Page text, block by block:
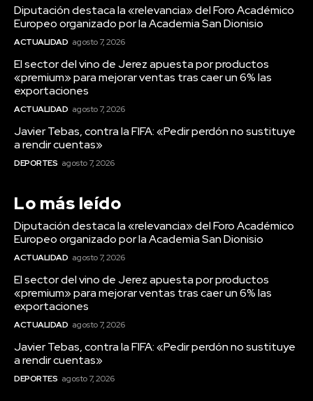
Diputación destaca la «relevancia» del Foro Académico
Europeo organizado por la Academia San Dionisio
ACTUALIDAD agosto 7, 2026
El sector del vino de Jerez apuesta por productos
«premium» para mejorar ventas tras caer un 6% las
exportaciones
ACTUALIDAD agosto 7, 2026
Javier Tebas, contra la FIFA: «Pedir perdón no sustituye
a rendir cuentas»
DEPORTES agosto 7, 2026
Lo más leído
Diputación destaca la «relevancia» del Foro Académico
Europeo organizado por la Academia San Dionisio
ACTUALIDAD agosto 7, 2026
El sector del vino de Jerez apuesta por productos
«premium» para mejorar ventas tras caer un 6% las
exportaciones
ACTUALIDAD agosto 7, 2026
Javier Tebas, contra la FIFA: «Pedir perdón no sustituye
a rendir cuentas»
DEPORTES agosto 7, 2026